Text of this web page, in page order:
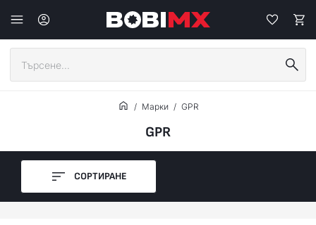
Марки GPR
GPR
СОРТИРАНЕ